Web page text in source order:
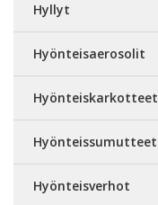
Hyllyt
Hyönteisaerosolit
Hyönteiskarkotteet
Hyönteissumutteet
Hyönteisverhot